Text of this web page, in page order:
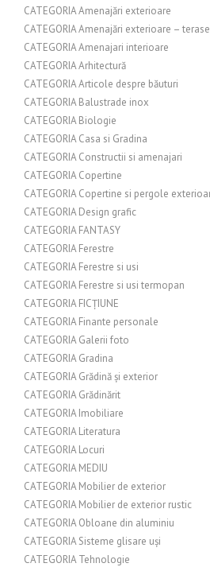
CATEGORIA Amenajări exterioare
CATEGORIA Amenajări exterioare – terase
CATEGORIA Amenajari interioare
CATEGORIA Arhitectură
CATEGORIA Articole despre băuturi
CATEGORIA Balustrade inox
CATEGORIA Biologie
CATEGORIA Casa si Gradina
CATEGORIA Constructii si amenajari
CATEGORIA Copertine
CATEGORIA Copertine si pergole
CATEGORIA Design grafic
CATEGORIA FANTASY
CATEGORIA Ferestre
CATEGORIA Ferestre si usi
CATEGORIA Ferestre si usi termopan
CATEGORIA FICȚIUNE
CATEGORIA Finante personale
CATEGORIA Galerii foto
CATEGORIA Gradina
CATEGORIA Grădină și exterior
CATEGORIA Grădinărit
CATEGORIA Imobiliare
CATEGORIA Literatura
CATEGORIA Locuri
CATEGORIA MEDIU
CATEGORIA Mobilier de exterior
CATEGORIA Mobilier de exterior rustic
CATEGORIA Obloane din aluminiu
CATEGORIA Sisteme glisare uși
CATEGORIA Tehnologie